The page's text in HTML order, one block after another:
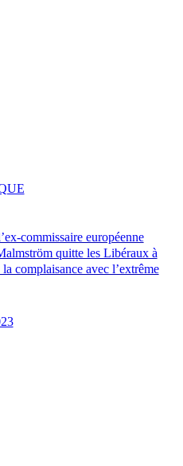
commissaire européenne
quitte les Libéraux à
la complaisance avec l’extrême